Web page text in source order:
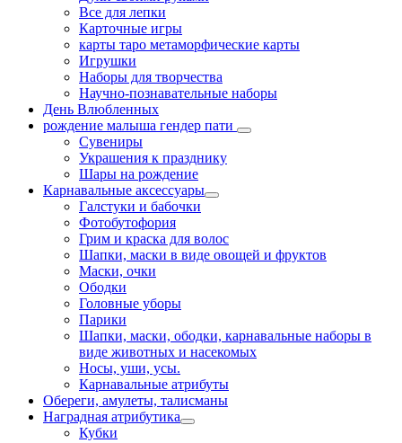
Все для лепки
Карточные игры
карты таро метаморфические карты
Игрушки
Наборы для творчества
Научно-познавательные наборы
День Влюбленных
рождение малыша гендер пати
Сувениры
Украшения к празднику
Шары на рождение
Карнавальные аксессуары
Галстуки и бабочки
Фотобутофория
Грим и краска для волос
Шапки, маски в виде овощей и фруктов
Маски, очки
Ободки
Головные уборы
Парики
Шапки, маски, ободки, карнавальные наборы в
виде животных и насекомых
Носы, уши, усы.
Карнавальные атрибуты
Обереги, амулеты, талисманы
Наградная атрибутика
Кубки